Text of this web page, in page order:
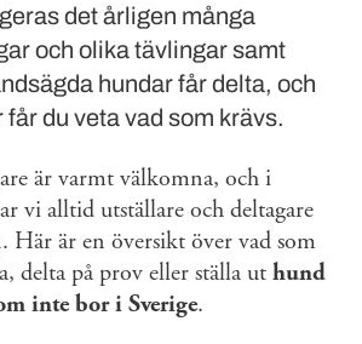
det årligen många
och olika tävlingar samt
hundar får delta, och
får du veta vad som krävs.
är varmt välkomna, och i
vi alltid utställare och deltagare
Här är en översikt över vad som
delta på prov eller ställa ut hund
inte bor i Sverige.